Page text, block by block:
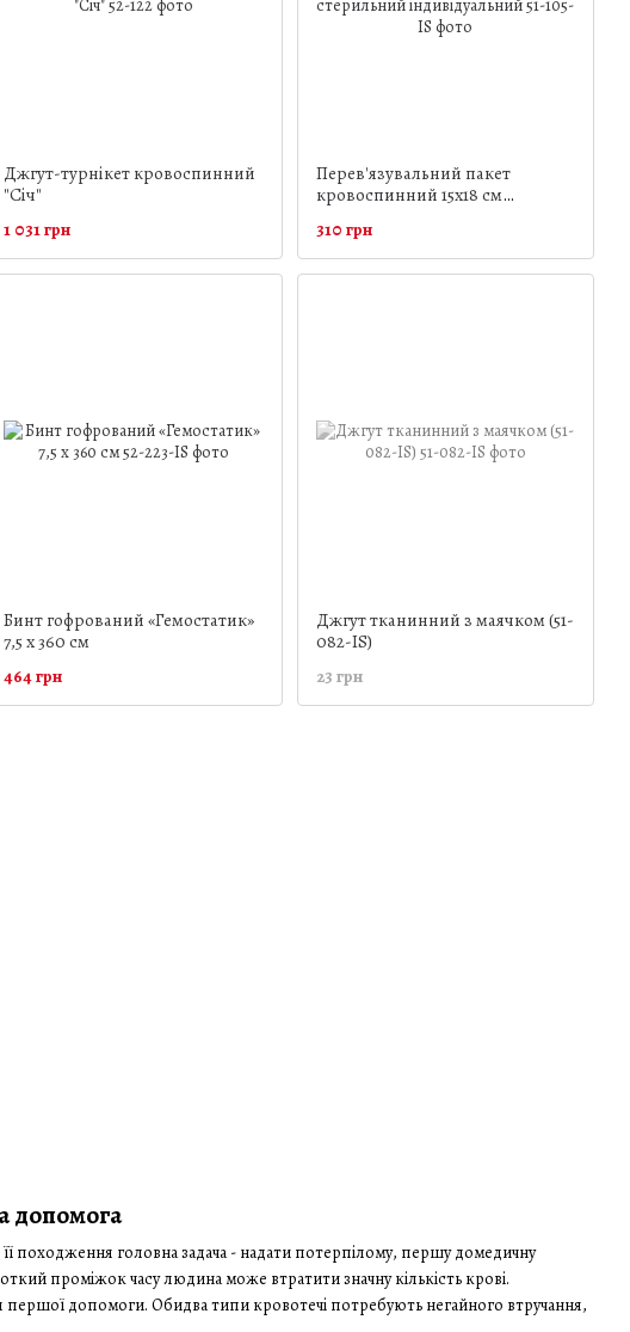
допомога
походження головна задача - надати потерпілому, першу домедичну
проміжок часу людина може втратити значну кількість крові.
першої допомоги. Обидва типи кровотечі потребують негайного втручання,
Джгут-турнікет кровоспинний
"Січ"
1 031 грн
Перев'язувальний пакет
кровоспинний 15х18 см
310 грн
Бинт гофрований «Гемостатик»
7,5 х 360 см
464 грн
Джгут тканинний з маячком (51-
082-IS)
23 грн